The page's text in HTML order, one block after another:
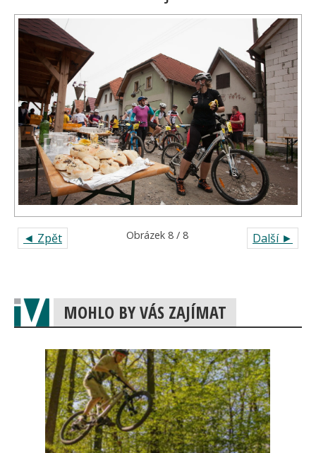
◄ Zpět Další ►
Obrázek 8 / 8
MOHLO BY VÁS ZAJÍMAT